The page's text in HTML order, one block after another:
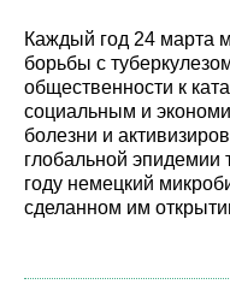
Каждый год 24 марта
борьбы с
общественности к
социальным и
болезни и
глобальной эпидемии
году немецкий
сделанном им